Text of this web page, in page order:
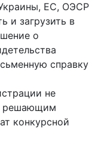
ЕС, ОЭСР
и загрузить в
о
справку
не
решающим
конкурсной